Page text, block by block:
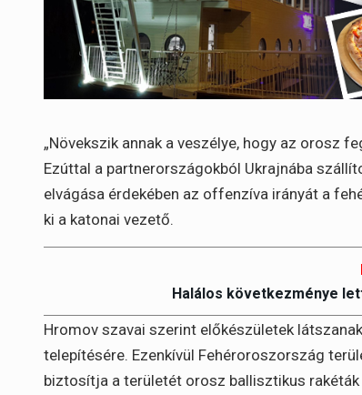
„Növekszik annak a veszélye, hogy az orosz
Ezúttal a partnerországokból Ukrajnába
elvágása érdekében az offenzíva irányát a
ki a katonai vezető.
Halálos következménye
Hromov szavai szerint előkészületek
telepítésére. Ezenkívül Fehéroroszország
biztosítja a területét orosz ballisztikus